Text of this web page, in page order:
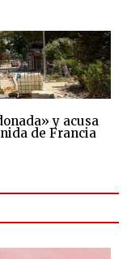
y acusa
de Francia